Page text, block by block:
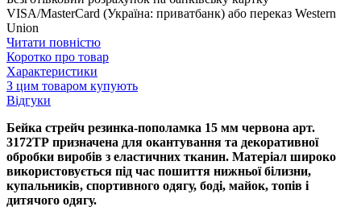
VISA/MasterCard (Україна: приватбанк) або переказ Western
Union
Читати повністю
Коротко про товар
Характеристики
З цим товаром купують
Відгуки
Бейка стрейч резинка-пополамка 15 мм червона арт.
3172ТР призначена для окантування та декоративної
обробки виробів з еластичних тканин. Матеріал широко
використовується під час пошиття нижньої білизни,
купальників, спортивного одягу, боді, майок, топів і
дитячого одягу.